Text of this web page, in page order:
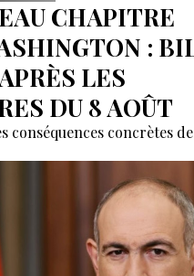
CHAPITRE
:
LES
DU 8 AOÛT
conséquences concrètes